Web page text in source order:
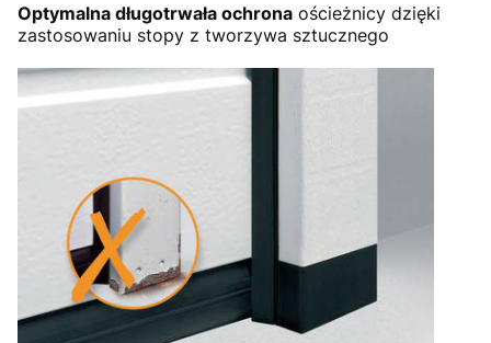
Optymalna długotrwała ochrona ościeżnicy dzięki
zastosowaniu stopy z tworzywa sztucznego